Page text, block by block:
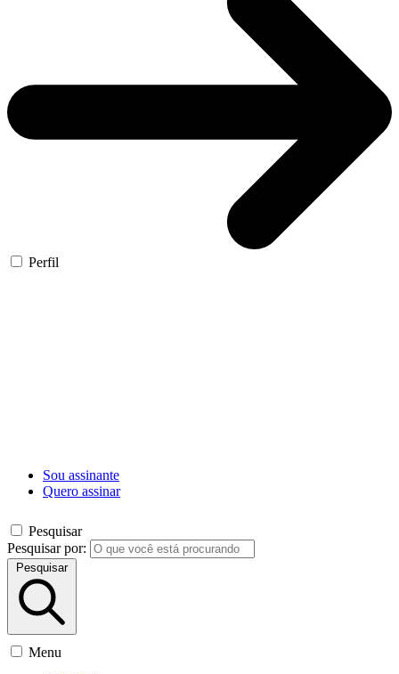
Perfil
Sou assinante
Quero assinar
Pesquisar
Pesquisar por:
Pesquisar
Menu